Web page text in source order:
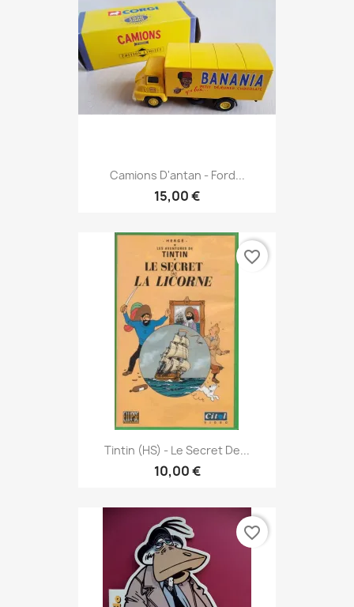
Camions D'antan - Ford...
15,00 €
Tintin (HS) - Le Secret De...
10,00 €
favorite_border
favorite_border